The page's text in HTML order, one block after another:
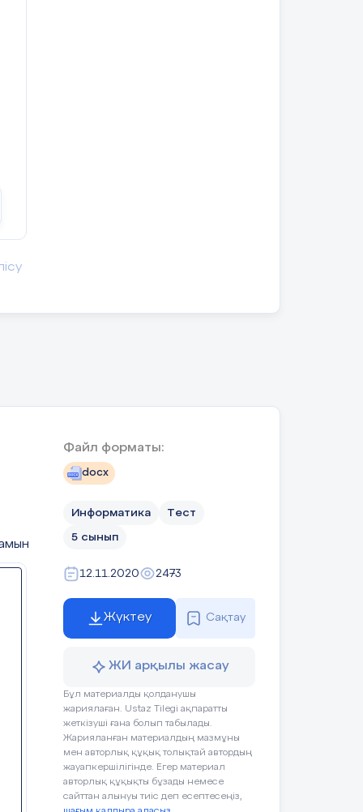
Файл форматы:
docx
Информатика Тест
5 сынып
12.11.2020 2473
Жүктеу Сақтау
ЖИ арқылы жасау
Бұл материалды қолданушы
жариялаған. Ustaz Tilegi ақпаратты
жеткізуші ғана болып табылады.
Жарияланған материалдың мазмұны
мен авторлық құқық толықтай автордың
жауапкершілігінде. Егер материал
авторлық құқықты бұзады немесе
сайттан алынуы тиіс деп есептесеңіз,